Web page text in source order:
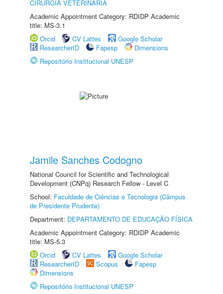
CIRURGIA VETERINÁRIA
Academic Appointment Category: RDIDP Academic
title: MS-3.1
Orcid
CV Lattes
Google Scholar
ResearcherID
Fapesp
Dimensions
Repositório Institucional UNESP
Jamile Sanches Codogno
National Council for Scientific and Technological
Development (CNPq) Research Fellow - Level C
School: Faculdade de Ciências e Tecnologia (Câmpus
de Presidente Prudente)
Department: DEPARTAMENTO DE EDUCAÇÃO FÍSICA
Academic Appointment Category: RDIDP Academic
title: MS-5.3
Orcid
CV Lattes
Google Scholar
ResearcherID
Scopus
Fapesp
Dimensions
Repositório Institucional UNESP